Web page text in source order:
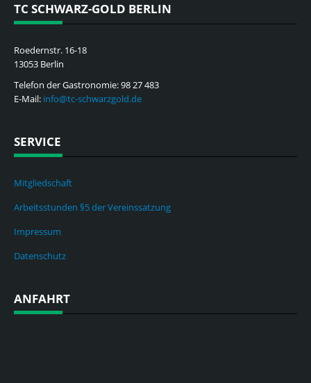
TC SCHWARZ-GOLD BERLIN
Roedernstr. 16-18
13053 Berlin
Telefon der Gastronomie: 98 27 483
E-Mail: info@tc-schwarzgold.de
SERVICE
Mitgliedschaft
Arbeitsstunden §5 der Vereinssatzung
Impressum
Datenschutz
ANFAHRT